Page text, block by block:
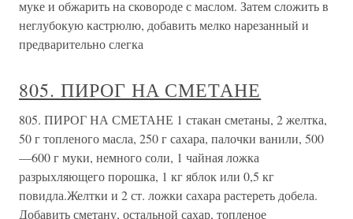
муке и обжарить на сковороде с маслом. Затем сложить в
неглубокую кастрюлю, добавить мелко нарезанный и
предварительно слегка
805. ПИРОГ НА СМЕТАНЕ
805. ПИРОГ НА СМЕТАНЕ 1 стакан сметаны, 2 желтка,
50 г топленого масла, 250 г сахара, палочки ванили, 500
—600 г муки, немного соли, 1 чайная ложка
разрыхляющего порошка, 1 кг яблок или 0,5 кг
повидла.Желтки и 2 ст. ложки сахара растереть добела.
Добавить сметану, остальной сахар, топленое